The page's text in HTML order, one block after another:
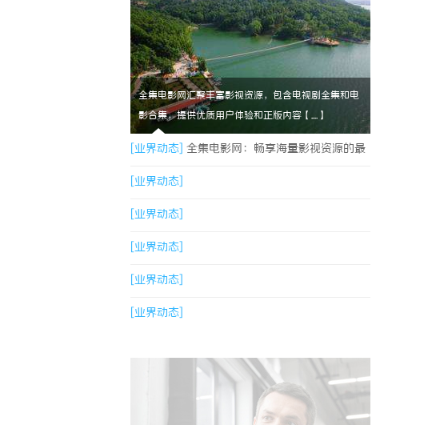
全集电影网汇聚丰富影视资源，包含电视剧全集和电
影合集，提供优质用户体验和正版内容【....】
[业界动态] 全集电影网：畅享海量影视资源的最
佳平台解析
[业界动态]
[业界动态]
[业界动态]
[业界动态]
[业界动态]